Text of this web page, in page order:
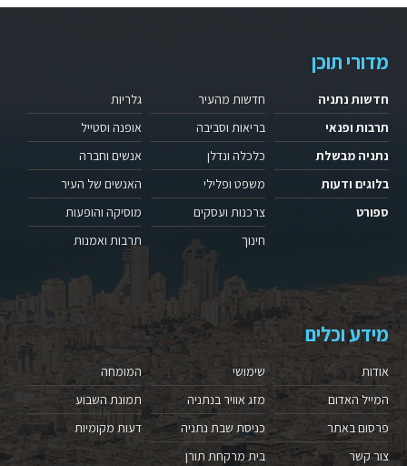
מדורי תוכן
חדשות נתניה
תרבות ופנאי
נתניה מבשלת
בלוגים ודעות
ספורט
חדשות מהעיר
בריאות וסביבה
כלכלה ונדלן
משפט ופלילי
צרכנות ועסקים
חינוך
גלריות
אופנה וסטייל
אנשים וחברה
האנשים של העיר
מוסיקה והופעות
תרבות ואמנות
מידע וכלים
אודות
המייל האדום
פרסום באתר
צור קשר
שימושי
מזג אוויר בנתניה
כניסת שבת נתניה
בית מרקחת תורן
המומחה
תמונת השבוע
דעות מקומיות